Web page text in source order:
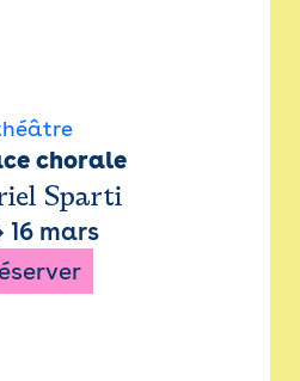
chorale
Sparti
16 mars